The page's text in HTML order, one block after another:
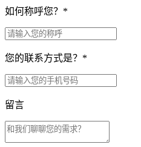
如何称呼您？ *
您的联系方式是？ *
留言